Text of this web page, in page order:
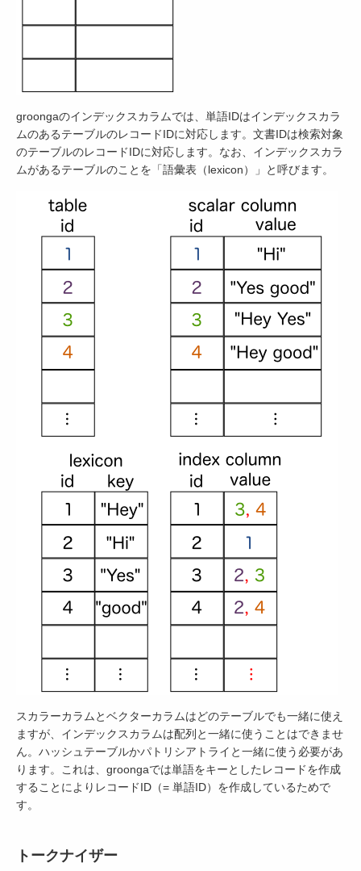
groongaのインデックスカラムでは、単語IDはインデックスカラ
ムのあるテーブルのレコードIDに対応します。文書IDは検索対象
のテーブルのレコードIDに対応します。なお、インデックスカラ
ムがあるテーブルのことを「語彙表（lexicon）」と呼びます。
スカラーカラムとベクターカラムはどのテーブルでも一緒に使え
ますが、インデックスカラムは配列と一緒に使うことはできませ
ん。ハッシュテーブルかパトリシアトライと一緒に使う必要があ
ります。これは、groongaでは単語をキーとしたレコードを作成
することによりレコードID（= 単語ID）を作成しているためで
す。
トークナイザー